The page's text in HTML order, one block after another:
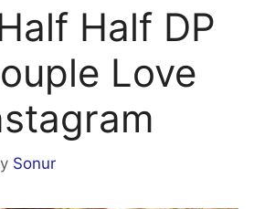
Half DP
Love
Sonur